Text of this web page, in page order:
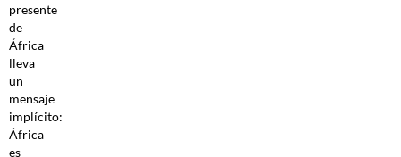
presente
de
África
lleva
un
mensaje
implícito:
África
es